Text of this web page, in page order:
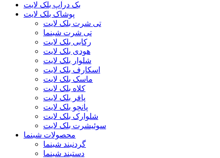
بک دراپ بلک لایت
پوشاک بلک لایت
تی شرت بلک لایت
تی شرت شبنما
رکابی بلک لایت
هودی بلک لایت
شلوار بلک لایت
اسکارف بلک لایت
ماسک بلک لایت
کلاه بلک لایت
پافر بلک لایت
پانچو بلک لایت
شلوارک بلک لایت
سوئیشرت بلک لایت
محصولات شبنما
گردنبند شبنما
دستبند شبنما